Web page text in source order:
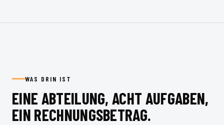
WAS DRIN IST
EINE ABTEILUNG, ACHT AUFGABEN,
EIN RECHNUNGSBETRAG.